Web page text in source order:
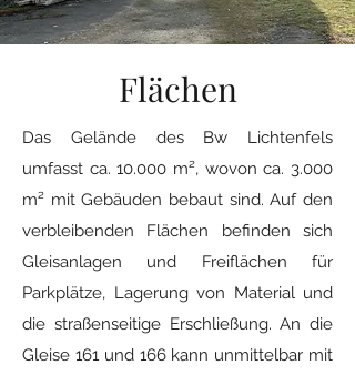
Flächen
Das Gelände des Bw Lichtenfels
umfasst ca. 10.000 m², wovon ca. 3.000
m² mit Gebäuden bebaut sind. Auf den
verbleibenden Flächen befinden sich
Gleisanlagen und Freiflächen für
Parkplätze, Lagerung von Material und
die straßenseitige Erschließung. An die
Gleise 161 und 166 kann unmittelbar mit